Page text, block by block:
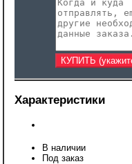
Характеристики
В наличии
Под заказ